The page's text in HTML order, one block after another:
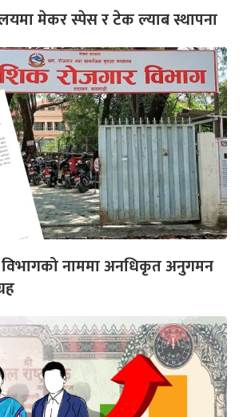
मेकर स्पेस र टेक ल्याब स्थापना
नाममा अनधिकृत अनुगमन